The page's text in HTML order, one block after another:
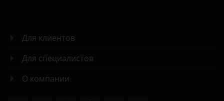
Для клиентов
Для специалистов
О компании